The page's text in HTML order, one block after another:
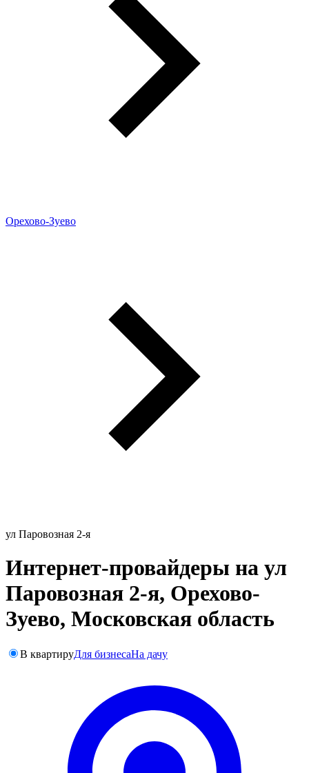
Орехово-Зуево
ул Паровозная 2-я
Интернет-провайдеры на ул
Паровозная 2-я, Орехово-
Зуево, Московская область
В квартируДля бизнесаНа дачу